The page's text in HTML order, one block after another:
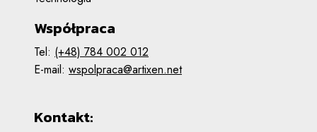
Współpraca
Tel: (+48) 784 002 012
E-mail: wspolpraca@artixen.net
Kontakt: